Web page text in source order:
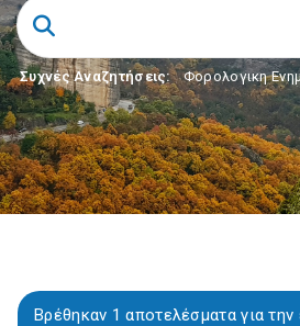
Συχνές Αναζητήσεις: Φορολογικη
Βρέθηκαν 1 αποτελέσματα για την